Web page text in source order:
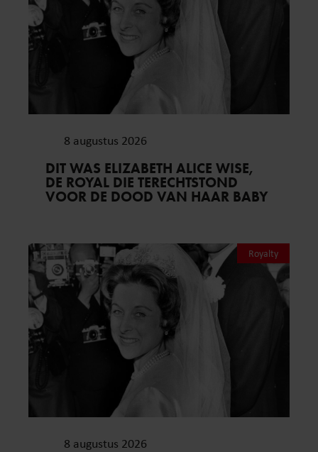
8 augustus 2026
DIT WAS ELIZABETH ALICE WISE,
DE ROYAL DIE TERECHTSTOND
VOOR DE DOOD VAN HAAR BABY
Royalty
8 augustus 2026